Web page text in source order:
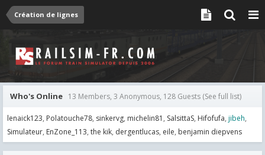
Création de lignes
Who's Online 13 Members, 3 Anonymous, 128 Guests (See full list)
lenaick123 Polatouche78 sinkervg michelin81 SalsittaS Hifofufa jibeh
Simulateur EnZone_113 the kik dergentlucas eile benjamin diepvens